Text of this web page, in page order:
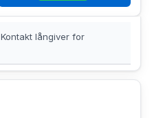
Kontakt långiver for